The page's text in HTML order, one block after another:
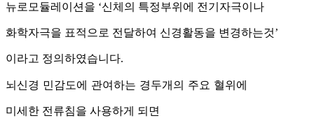
뉴로모듈레이션을 ‘신체의 특정부위에 전기자극이나
화학자극을 표적으로 전달하여 신경활동을 변경하는것’
이라고 정의하였습니다.
뇌신경 민감도에 관여하는 경두개의 주요 혈위에
미세한 전류침을 사용하게 되면